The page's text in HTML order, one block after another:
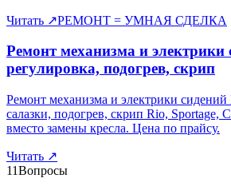
Читать ↗РЕМОНТ = УМНАЯ СДЕЛКА
Ремонт механизма и электрики
регулировка, подогрев, скрип
Ремонт механизма и электрики сидений
салазки, подогрев, скрип Rio, Sportage,
вместо замены кресла. Цена по прайсу.
Читать ↗
11Вопросы